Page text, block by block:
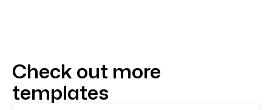
Check out more
templates